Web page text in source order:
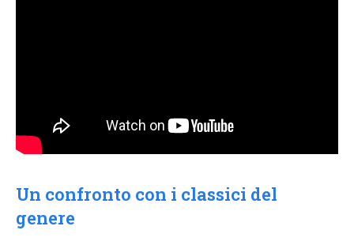
Un confronto con i classici del
genere